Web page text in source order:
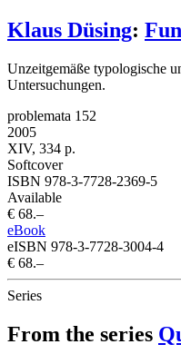
Klaus Düsing:
Unzeitgemäße typologische
Untersuchungen.
problemata 152
2005
XIV, 334 p.
Softcover
ISBN 978-3-7728-2369-5
Available
€ 68.–
eBook
eISBN 978-3-7728-3004-4
€ 68.–
Series
From the series